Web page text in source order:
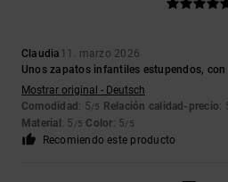
Claudia 11. marzo 2026
Unos zapatos infantiles estupendos, con
Mostrar original - Deutsch
Comodidad : 5/5 Relación calidad-precio:
Material : 5 /5 Color: 5/5
Recomiendo este producto